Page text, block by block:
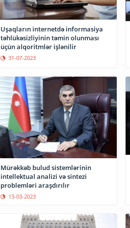
Uşaqların internetdə informasiya
təhlükəsizliyinin təmin olunması
üçün alqoritmlər işlənilir
31-07-2023
Mürəkkəb bulud sistemlərinin
intellektual analizi və sintezi
problemləri araşdırılır
13-03-2023